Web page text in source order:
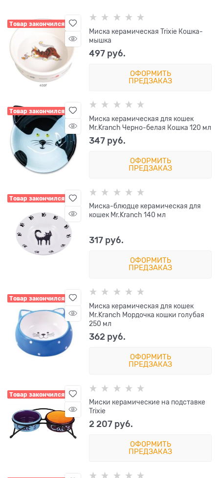
Товар закончился
Миска керамическая Trixie Кошка-
мышка
497 руб.
ОФОРМИТЬ
ПРЕДЗАКАЗ
Товар закончился
Миска керамическая для кошек
Mr.Kranch Черно-белая Кошка 120 мл
347 руб.
ОФОРМИТЬ
ПРЕДЗАКАЗ
Товар закончился
Миска-блюдце керамическая для
кошек Mr.Kranch 140 мл
317 руб.
ОФОРМИТЬ
ПРЕДЗАКАЗ
Товар закончился
Миска керамическая для кошек
Mr.Kranch Мордочка кошки голубая
250 мл
362 руб.
ОФОРМИТЬ
ПРЕДЗАКАЗ
Товар закончился
Миски керамические на подставке
Trixie
2 207 руб.
ОФОРМИТЬ
ПРЕДЗАКАЗ